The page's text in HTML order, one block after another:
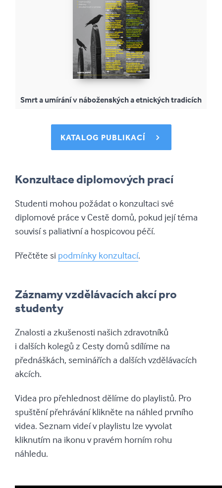
Smrt a umírání v náboženských a etnických tradicích
KATALOG PUBLIKACÍ
Konzultace diplomových prací
Studenti mohou požádat o konzultaci své
diplomové práce v Cestě domů, pokud její téma
souvisí s paliativní a hospicovou péčí.
Přečtěte si podmínky konzultací.
Záznamy vzdělávacích akcí pro
studenty
Znalosti a zkušenosti našich zdravotníků
i dalších kolegů z Cesty domů sdílíme na
přednáškách, seminářích a dalších vzdělávacích
akcích.
Videa pro přehlednost dělíme do playlistů. Pro
spuštění přehrávání klikněte na náhled prvního
videa. Seznam videí v playlistu lze vyvolat
kliknutím na ikonu v pravém horním rohu
náhledu.